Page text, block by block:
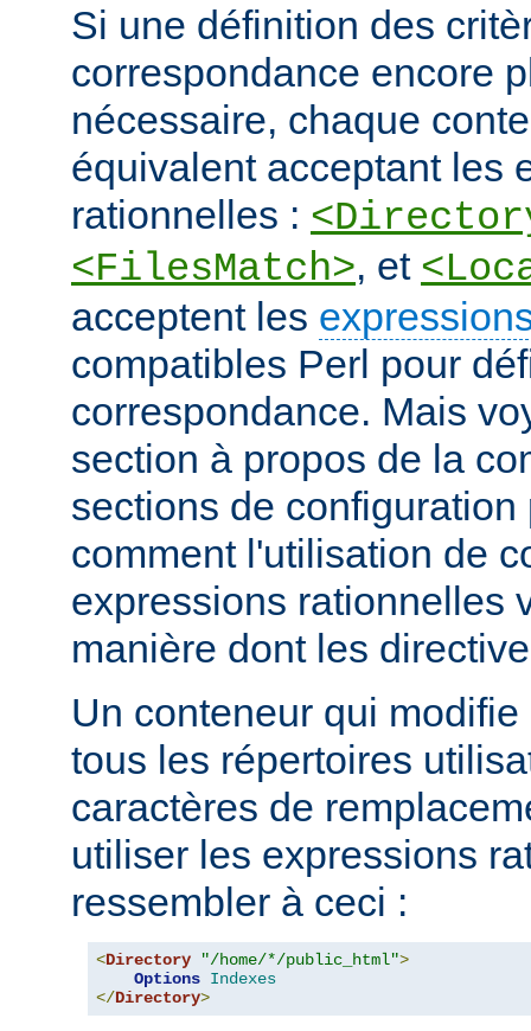
Si une définition des
correspondance encore
nécessaire, chaque
équivalent acceptant les
rationnelles :
<FilesMatch>, et
acceptent les
compatibles Perl pour
correspondance. Mais
section à propos de la
sections de
comment l'utilisation de
expressions rationnelles
manière dont les
Un conteneur qui
tous les répertoires
caractères de
utiliser les expressions
ressembler à ceci :
<Directory "/home/*/public_html">
Options Indexes
</Directory>